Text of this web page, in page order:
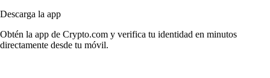
Descarga la app
Obtén la app de Crypto.com y verifica tu identidad en minutos
directamente desde tu móvil.